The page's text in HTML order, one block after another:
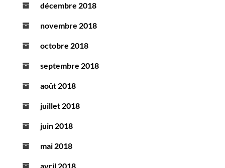
décembre 2018
novembre 2018
octobre 2018
septembre 2018
août 2018
juillet 2018
juin 2018
mai 2018
avril 2018